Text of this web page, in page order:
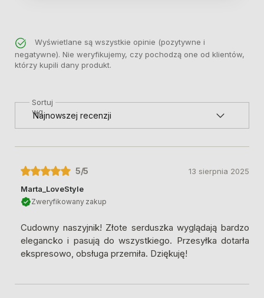
Wyświetlane są wszystkie opinie (pozytywne i
negatywne). Nie weryfikujemy, czy pochodzą one od klientów,
którzy kupili dany produkt.
Sortuj
wg
5/5
Marta_LoveStyle
Zweryfikowany zakup
Cudowny naszyjnik! Złote serduszka wyglądają bardzo
elegancko i pasują do wszystkiego. Przesyłka dotarła
ekspresowo, obsługa przemiła. Dziękuję!
13 sierpnia 2025